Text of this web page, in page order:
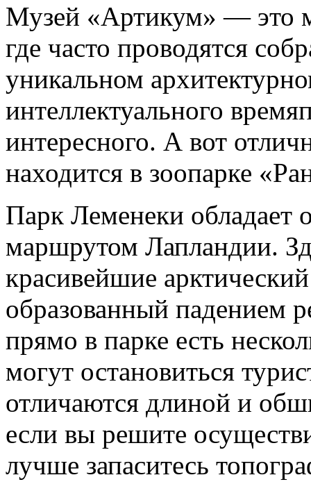
Музей «Артикум» — это
где часто проводятся
уникальном
интеллектуального
интересного. А вот
находится в зоопарке
Парк Леменеки
маршрутом Лапландии.
красивейшие
образованный падением
прямо в парке есть
могут остановиться
отличаются длиной и
если вы решите
лучше запаситесь